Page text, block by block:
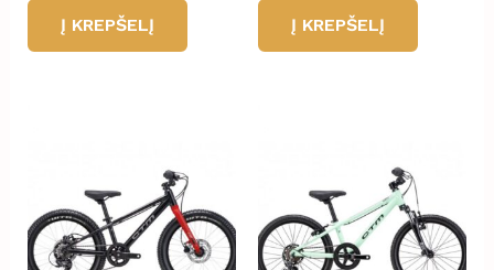
Į KREPŠELĮ Į KREPŠELĮ